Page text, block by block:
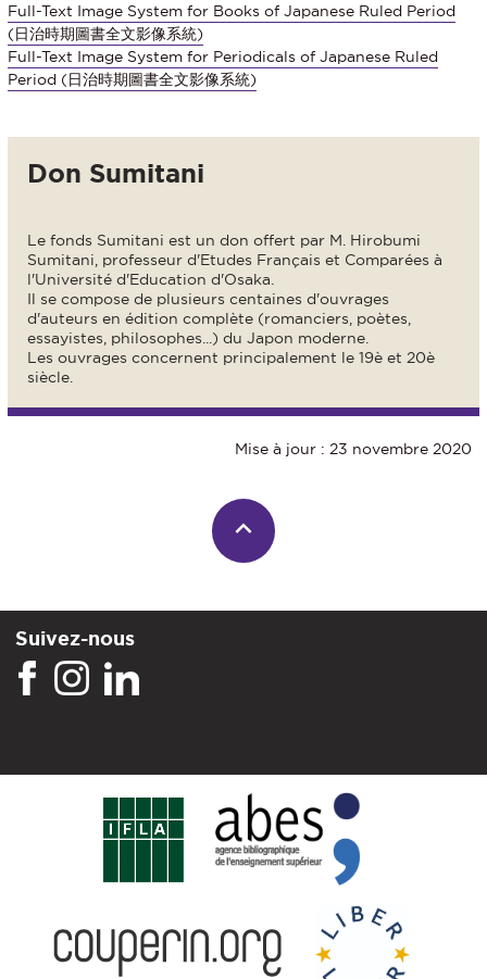
Full-Text Image System for Books of Japanese Ruled Period
(日治時期圖書全文影像系統)
Full-Text Image System for Periodicals of Japanese Ruled
Period (日治時期圖書全文影像系統)
Don Sumitani
Le fonds Sumitani est un don offert par M. Hirobumi
Sumitani, professeur d'Etudes Français et Comparées à
l'Université d'Education d'Osaka.
Il se compose de plusieurs centaines d'ouvrages
d'auteurs en édition complète (romanciers, poètes,
essayistes, philosophes...) du Japon moderne.
Les ouvrages concernent principalement le 19è et 20è
siècle.
Mise à jour : 23 novembre 2020
Suivez-nous